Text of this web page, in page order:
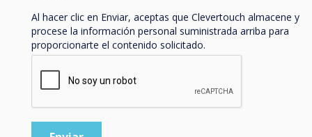
Al hacer clic en Enviar, aceptas que Clevertouch almacene y
procese la información personal suministrada arriba para
proporcionarte el contenido solicitado.